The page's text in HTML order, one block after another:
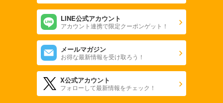
LINE公式アカウント
アカウント連携で限定クーポンゲット！
メールマガジン
お得な最新情報を受け取ろう！
X公式アカウント
フォローして最新情報をチェック！